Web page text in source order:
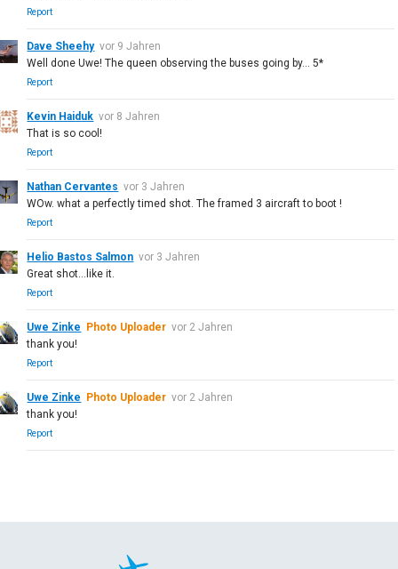
Report
Dave Sheehy vor 9 Jahren
Well done Uwe! The queen observing the buses going by... 5*
Report
Kevin Haiduk vor 8 Jahren
That is so cool!
Report
Nathan Cervantes vor 3 Jahren
WOw. what a perfectly timed shot. The framed 3 aircraft to boot !
Report
Helio Bastos Salmon vor 3 Jahren
Great shot...like it.
Report
Uwe Zinke Photo Uploader vor 2 Jahren
thank you!
Report
Uwe Zinke Photo Uploader vor 2 Jahren
thank you!
Report